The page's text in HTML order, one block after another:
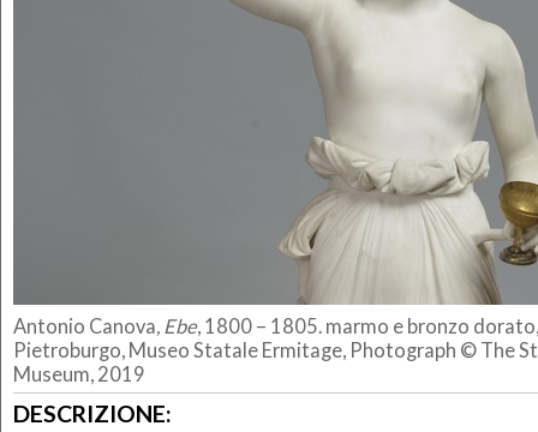
Antonio Canova, Ebe, 1800 – 1805. marmo e bronzo
Pietroburgo, Museo Statale Ermitage, Photograph © The
Museum, 2019
DESCRIZIONE: